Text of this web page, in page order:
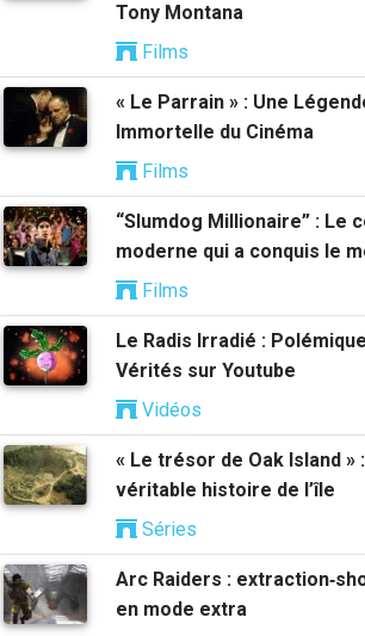
Tony Montana
Films
« Le Parrain » : Une
Immortelle du Cinéma
Films
“Slumdog Millionaire” : Le
moderne qui a conquis le
Films
Le Radis Irradié :
Vérités sur Youtube
Vidéos
« Le trésor de Oak Island »
véritable histoire de l’île
Séries
Arc Raiders :
en mode extra